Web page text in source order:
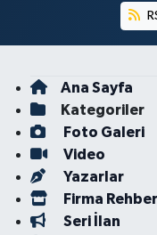
Ana Sayfa
Kategoriler
Foto Galeri
Video
Yazarlar
Firma
Seri İlan